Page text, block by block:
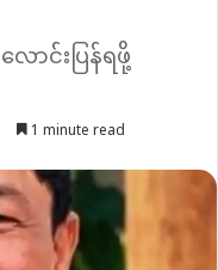
ာင်းပြန်ရဖို့
1 minute read